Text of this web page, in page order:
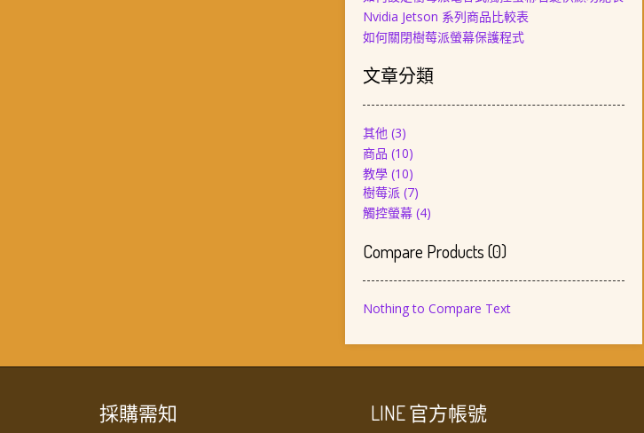
Nvidia Jetson 系列商品比較表
如何關閉樹莓派螢幕保護程式
文章分類
其他(3)
商品 (10)
教學(10)
樹莓派(7)
觸控螢幕(4)
Compare Products(0)
Nothing to Compare Text
採購需知 LINE 官方帳號